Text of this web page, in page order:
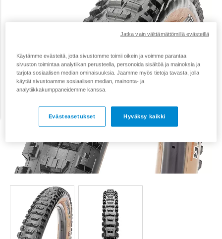
Käytämme evästeitä, jotta sivustomme toimii oikein ja voimme parantaa
sivuston toimintaa analytiikan perusteella, personoida sisältöä ja mainoksia ja
tarjota sosiaalisen median ominaisuuksia. Jaamme myös tietoja tavasta, jolla
käytät sivustoamme sosiaalisen median, mainonta- ja
analytiikkakumppaneidemme kanssa.
Hyväksy kaikki
Evästeasetukset
Jatka vain välttämättömillä evästeillä